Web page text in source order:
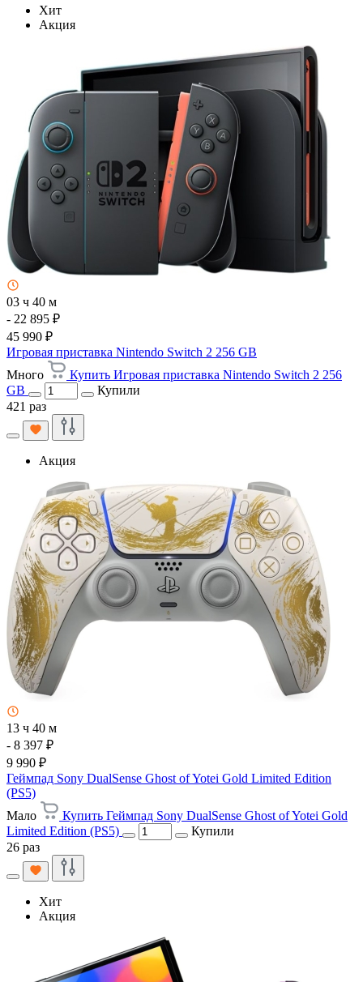
Хит
Акция
03 ч 40 м
- 22 895 ₽
45 990 ₽
Игровая приставка Nintendo Switch 2 256 GB
Много
Купить Игровая приставка Nintendo Switch 2 256
GB
Купили
421 раз
Акция
13 ч 40 м
- 8 397 ₽
9 990 ₽
Геймпад Sony DualSense Ghost of Yotei Gold Limited Edition
(PS5)
Мало
Купить Геймпад Sony DualSense Ghost of Yotei Gold
Limited Edition (PS5)
Купили
26 раз
Хит
Акция